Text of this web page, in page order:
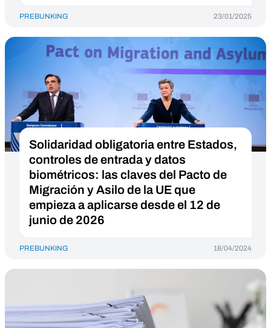
PREBUNKING 23/01/2025
Solidaridad obligatoria entre Estados,
controles de entrada y datos
biométricos: las claves del Pacto de
Migración y Asilo de la UE que
empieza a aplicarse desde el 12 de
junio de 2026
PREBUNKING 18/04/2024